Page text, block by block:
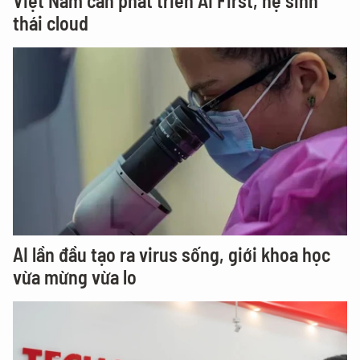
thái cloud
AI lần đầu tạo ra virus sống, giới khoa học
vừa mừng vừa lo